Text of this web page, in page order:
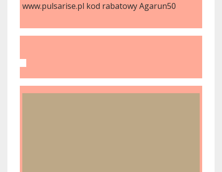
www.pulsarise.pl kod rabatowy Agarun50